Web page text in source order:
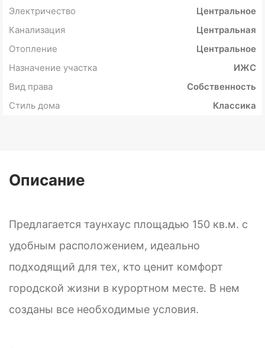
Электричество
Центральное
Канализация
Центральная
Отопление
Центральное
Назначение участка
ИЖС
Вид права
Собственность
Стиль дома
Классика
Описание
Предлагается таунхаус площадью 150 кв.м. с
удобным расположением, идеально
подходящий для тех, кто ценит комфорт
городской жизни в курортном месте. В нем
созданы все необходимые условия.